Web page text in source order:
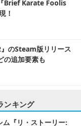
Brief Karate Foolis
！
のSteam版リリース
の追加要素も
ンキング
ム『リ・ストーリー: